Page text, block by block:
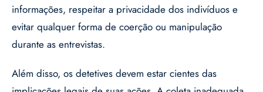
informações, respeitar a privacidade dos indivíduos e
evitar qualquer forma de coerção ou manipulação
durante as entrevistas.
Além disso, os detetives devem estar cientes das